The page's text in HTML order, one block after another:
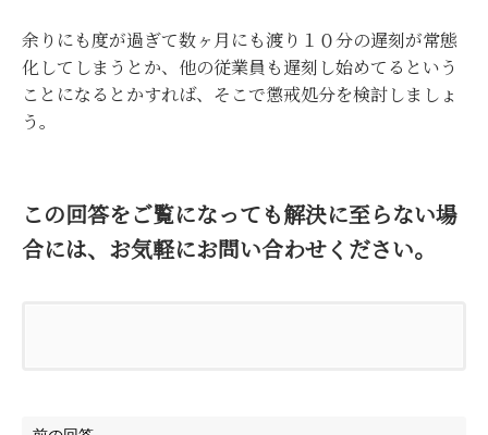
余りにも度が過ぎて数ヶ月にも渡り１０分の遅刻が常態
化してしまうとか、他の従業員も遅刻し始めてるという
ことになるとかすれば、そこで懲戒処分を検討しましょ
う。
この回答をご覧になっても解決に至らない場
合には、お気軽にお問い合わせください。